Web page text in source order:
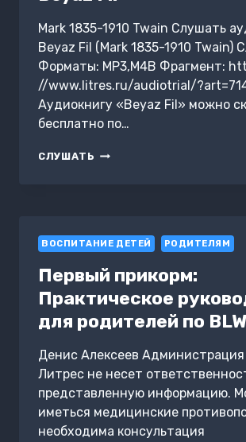
Mark 1835-1910 Twain Слушать
Beyaz Fil (Mark 1835-1910 Twain)
Форматы: MP3,M4B Фрагмент:
//www.litres.ru/audiotrial/
Аудиокнигу «Beyaz Fil» можно
бесплатно по…
СЛУШАТЬ BEYAZ
ВОСПИТАНИЕ ДЕТЕЙ РОДИТЕЛЯМ
Первый прикорм:
Практическое
для родителей по BLW
Денис Алексеев Администрация
Литрес не несет
представленную информацию.
иметься медицинские
необходима консультация